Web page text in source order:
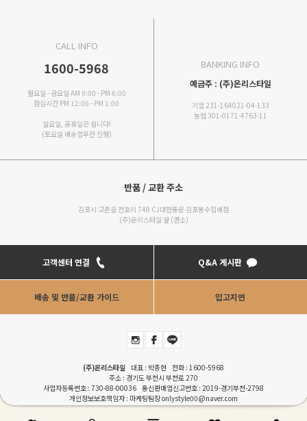
CALL INFO
1600-5968
월요일 - 금요일 AM 9:00 - PM 6:00
점심시간 PM 12:00 - PM 1:00
일요일, 공휴일은 쉽니다!
(토요일 배송업무만 진행)
BANKING INFO
예금주 : (주)온리스타일
기업 231-164021-04-133
농협 301-0171-4763-11
반품 / 교환 주소
김포시 고촌읍 전호리 748 CJ대한통운 김포봉수집배점
(주)온리스타일 앞 (갠소)
고객센터 연결 Q&A 게시판
배송 및 반품/교환 가이드 입고지연
(주)온리스타일 대표 : 박종현 전화 : 1600-5968
주소 : 경기도 부천시 부천로 270
사업자등록번호 : 730-88-00036 통신판매업신고번호 : 2019-경기부천-2798
개인정보보호책임자 : 마케팅팀장onlystyle00@naver.com
COPYRIGHTⓒONLYSTYLE. ALL RIGHT RESERVERD. Designed byRENEWWAVE